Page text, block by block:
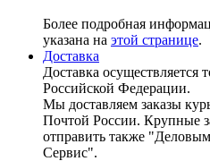
Более подробная
указана на этой странице.
Доставка
Доставка осуществляется
Российской Федерации.
Мы доставляем заказы
Почтой России. Крупные
отправить также
Сервис".